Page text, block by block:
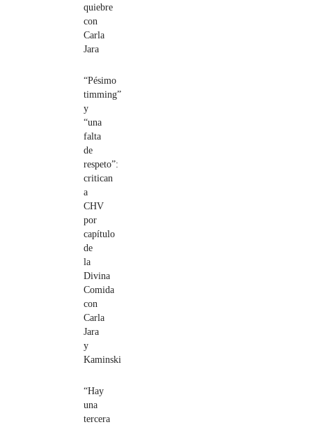
quiebre
con
Carla
Jara
“Pésimo
timming”
y
“una
falta
de
respeto”:
critican
a
CHV
por
capítulo
de
la
Divina
Comida
con
Carla
Jara
y
Kaminski
“Hay
una
tercera